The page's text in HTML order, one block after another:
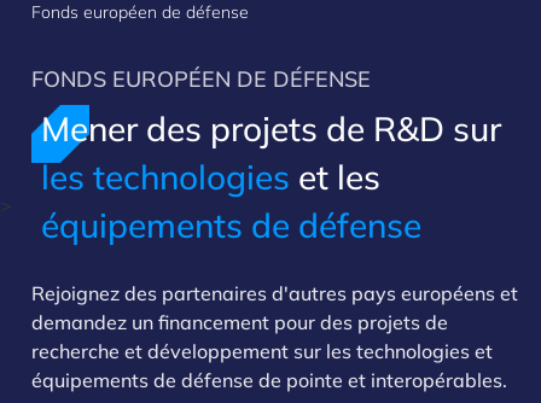
>
Fonds européen de défense
FONDS EUROPÉEN DE DÉFENSE
Mener des projets de R&D sur
les technologies et les
équipements de défense
Rejoignez des partenaires d'autres pays européens et
demandez un financement pour des projets de
recherche et développement sur les technologies et
équipements de défense de pointe et interopérables.